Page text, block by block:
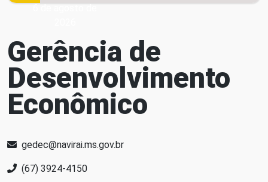
6 de agosto de
Gerência de
Desenvolvimento
Econômico
gedec@navirai.ms.gov.br
(67) 3924-4150